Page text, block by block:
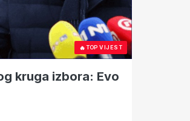
🔥TOP VIJEST
kruga izbora: Evo